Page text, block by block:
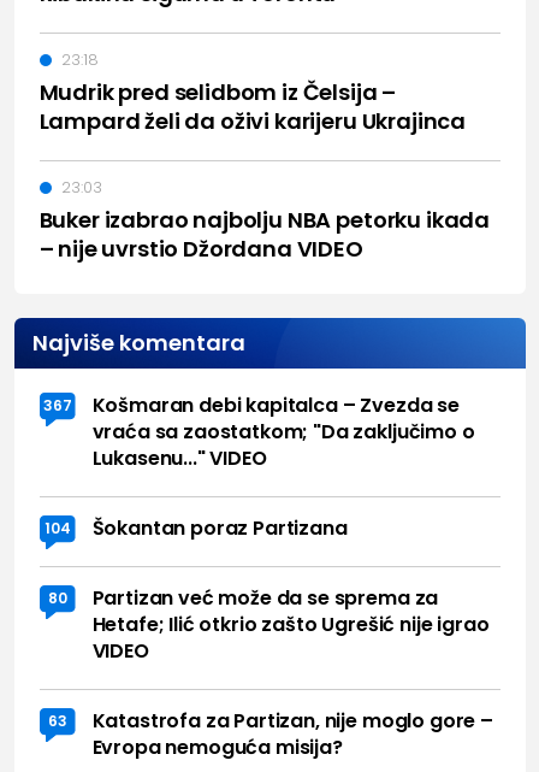
Mudrik pred selidbom iz Čelsija –
Lampard želi da oživi karijeru Ukrajinca
23:18
Buker izabrao najbolju NBA petorku ikada
– nije uvrstio Džordana VIDEO
23:03
Najviše komentara
367
Košmaran debi kapitalca – Zvezda se
vraća sa zaostatkom; "Da zaključimo o
Lukasenu..." VIDEO
104 Šokantan poraz Partizana
80
Partizan već može da se sprema za
Hetafe; Ilić otkrio zašto Ugrešić nije igrao
VIDEO
63
Katastrofa za Partizan, nije moglo gore –
Evropa nemoguća misija?